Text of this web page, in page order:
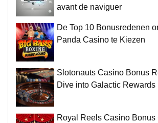
avant de naviguer
De Top 10 Bonusredenen
Panda Casino te Kiezen
Slotonauts Casino Bonus
Dive into Galactic Rewards
Royal Reels Casino Bonus